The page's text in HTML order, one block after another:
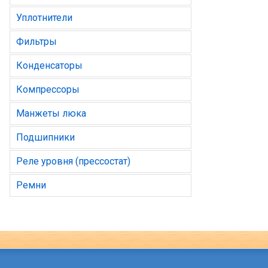
Уплотнители
Фильтры
Конденсаторы
Компрессоры
Манжеты люка
Подшипники
Реле уровня (прессостат)
Ремни